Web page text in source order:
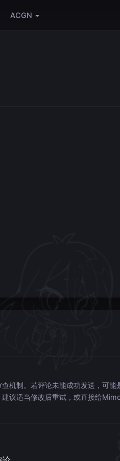
ACGN
机制。若评论未能成功发送，可能
建议适当修改后重试，或直接给